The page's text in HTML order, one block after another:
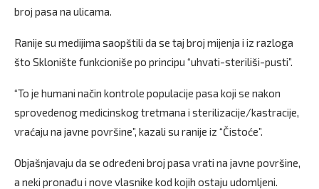
broj pasa na ulicama.
Ranije su medijima saopštili da se taj broj mijenja i iz razloga
što Sklonište funkcioniše po principu “uhvati-steriliši-pusti”.
“To je humani način kontrole populacije pasa koji se nakon
sprovedenog medicinskog tretmana i sterilizacije/kastracije,
vraćaju na javne površine”, kazali su ranije iz “Čistoće”.
Objašnjavaju da se određeni broj pasa vrati na javne površine,
a neki pronađu i nove vlasnike kod kojih ostaju udomljeni.